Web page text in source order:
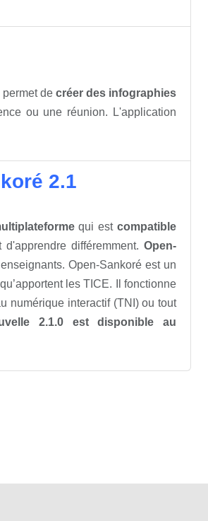
de créer des infographies
ou une réunion. L'application
2.1
qui estcompatible
différemment. Open-
Open-Sankoré est un
les TICE. Il fonctionne
numérique interactif (TNI) ou tout
2.1.0 est disponible au